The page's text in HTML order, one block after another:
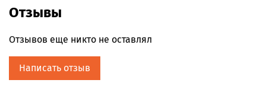
Отзывы
Отзывов еще никто не оставлял
Написать отзыв